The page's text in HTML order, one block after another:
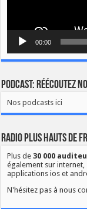
00:00
Podcast: Réécoutez
Nos podcasts ici
Radio Plus Hauts de
Plus de30 000
également sur
applications ios et
N'hésitez pas à nous